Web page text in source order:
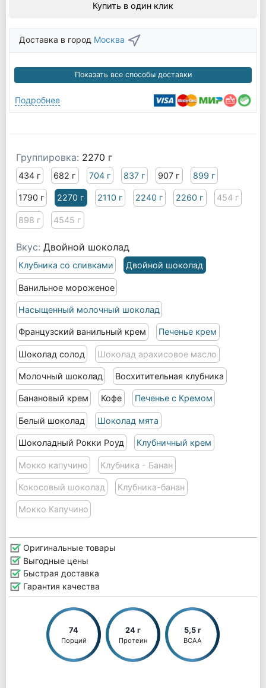
Купить в один клик
Доставка в город Москва
Показать все способы доставки
Подробнее
Группировка: 2270 г
434 г 682 г 704 г 837 г 907 г 899 г
1790 г 2270 г 2110 г 2240 г 2260 г 454 г
898 г 4545 г
Вкус: Двойной шоколад
Клубника со сливками Двойной шоколад
Ванильное мороженое
Насыщенный молочный шоколад
Французский ванильный крем Печенье крем
Шоколад солод Шоколад арахисовое масло
Молочный шоколад Восхитительная клубника
Банановый крем Кофе Печенье с Кремом
Белый шоколад Шоколад мята
Шоколадный Рокки Роуд Клубничный крем
Мокко капучино Клубника - Банан
Кокосовый шоколад Клубника-банан
Мокко Капучино
Оригинальные товары
Выгодные цены
Быстрая доставка
Гарантия качества
74
Порций
24 г
Протеин
5,5 г
BCAA